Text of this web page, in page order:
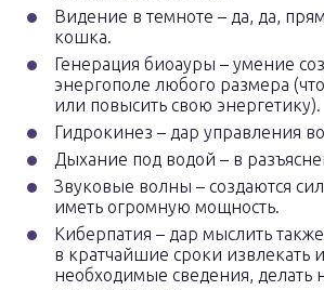
Видение в темноте – да, да,
кошка.
Генерация биоауры – умение
энергополе любого размера
или повысить свою энергетику).
Гидрокинез – дар управления
Дыхание под водой – в
Звуковые волны – создаются
иметь огромную мощность.
Киберпатия – дар мыслить
в кратчайшие сроки извлекать
необходимые сведения, делать